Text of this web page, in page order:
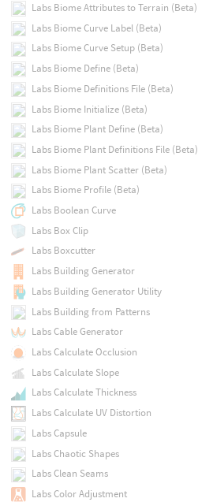
Labs Biome Attributes to Terrain (Beta)
Labs Biome Curve Label (Beta)
Labs Biome Curve Setup (Beta)
Labs Biome Define (Beta)
Labs Biome Definitions File (Beta)
Labs Biome Initialize (Beta)
Labs Biome Plant Define (Beta)
Labs Biome Plant Definitions File (Beta)
Labs Biome Plant Scatter (Beta)
Labs Biome Profile (Beta)
Labs Boolean Curve
Labs Box Clip
Labs Boxcutter
Labs Building Generator
Labs Building Generator Utility
Labs Building from Patterns
Labs Cable Generator
Labs Calculate Occlusion
Labs Calculate Slope
Labs Calculate Thickness
Labs Calculate UV Distortion
Labs Capsule
Labs Chaotic Shapes
Labs Clean Seams
Labs Color Adjustment